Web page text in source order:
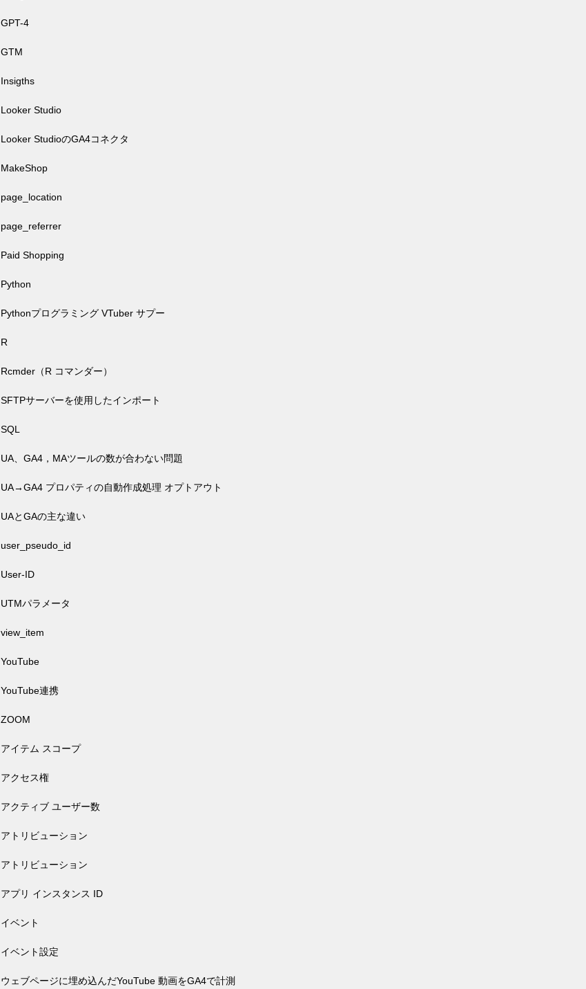
GPT-4
GTM
Insigths
Looker Studio
Looker StudioのGA4コネクタ
MakeShop
page_location
page_referrer
Paid Shopping
Python
Pythonプログラミング VTuber サプー
R
Rcmder（R コマンダー）
SFTPサーバーを使用したインポート
SQL
UA、GA4，MAツールの数が合わない問題
UA→GA4 プロパティの自動作成処理 オプトアウト
UAとGAの主な違い
user_pseudo_id
User-ID
UTMパラメータ
view_item
YouTube
YouTube連携
ZOOM
アイテム スコープ
アクセス権
アクティブ ユーザー数
アトリビューション
アトリビューション
アプリ インスタンス ID
イベント
イベント設定
ウェブページに埋め込んだYouTube 動画をGA4で計測